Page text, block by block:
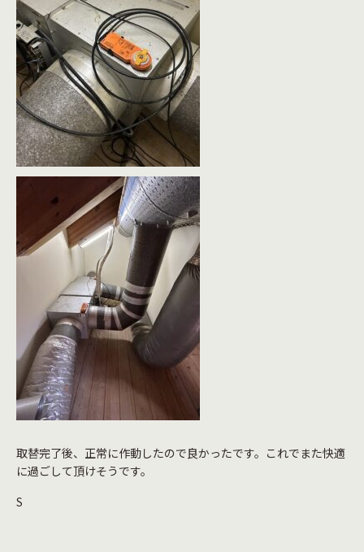
取替完了後、正常に作動したので良かったです。これでまた快適
に過ごして頂けそうです。
S